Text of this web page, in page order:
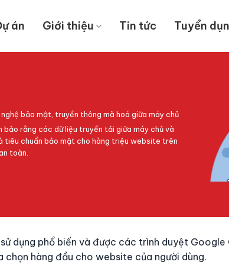
án Giới thiệu Tin tức Tuyển
bảo mật, truyền thông mã hoá giữa máy chủ
rằng các dữ liệu truyền tải giữa máy chủ và
tiêu chuẩn bảo mật cho hàng triệu website trên
toàn.
dụng phổ biến và được các trình duyệt
chọn hàng đầu cho website của người dùng.